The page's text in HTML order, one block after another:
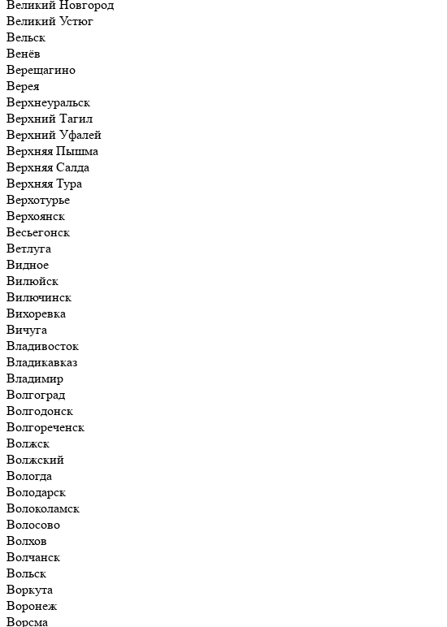
Великий Новгород
Великий Устюг
Вельск
Венёв
Верещагино
Верея
Верхнеуральск
Верхний Тагил
Верхний Уфалей
Верхняя Пышма
Верхняя Салда
Верхняя Тура
Верхотурье
Верхоянск
Весьегонск
Ветлуга
Видное
Вилюйск
Вилючинск
Вихоревка
Вичуга
Владивосток
Владикавказ
Владимир
Волгоград
Волгодонск
Волгореченск
Волжск
Волжский
Вологда
Володарск
Волоколамск
Волосово
Волхов
Волчанск
Вольск
Воркута
Воронеж
Ворсма